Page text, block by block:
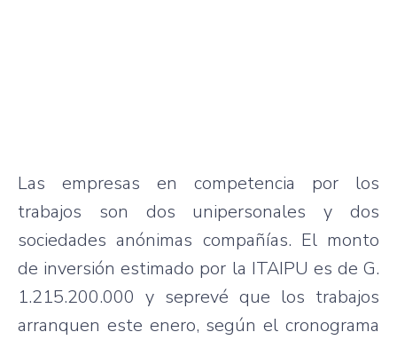
Las empresas en competencia por los
trabajos son dos unipersonales y dos
sociedades anónimas compañías. El monto
de inversión estimado por la ITAIPU es de G.
1.215.200.000 y seprevé que los trabajos
arranquen este enero, según el cronograma